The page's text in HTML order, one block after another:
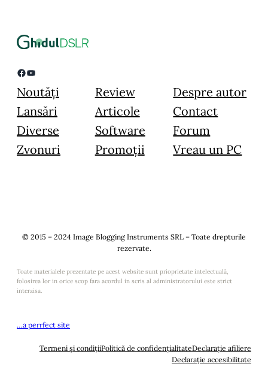
Facebook YouTube
Noutăți
Lansări
Diverse
Zvonuri
Review
Articole
Software
Promoții
Despre autor
Contact
Forum
Vreau un PC
© 2015 – 2024 Image Blogging Instruments SRL – Toate drepturile
rezervate.
Toate materialele prezentate pe acest website sunt prioprietate intelectuală,
folosirea lor in orice scop fara acordul in scris al administratorului este strict
interzisa.
…a perrfect site
Termeni și condițiiPolitică de confidențialitateDeclarație afiliere
Declarație accesibilitate